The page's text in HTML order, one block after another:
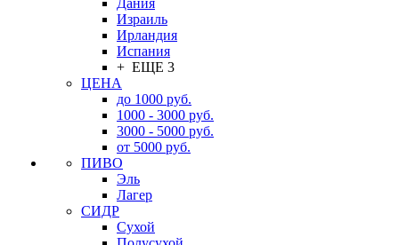
Дания
Израиль
Ирландия
Испания
+ ЕЩЕ 3
ЦЕНА
до 1000 руб.
1000 - 3000 руб.
3000 - 5000 руб.
от 5000 руб.
ПИВО
Эль
Лагер
СИДР
Сухой